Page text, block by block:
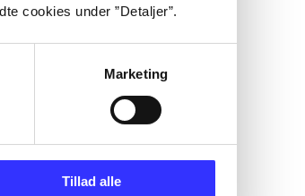
cookies under ”Detaljer”.
Marketing
Tillad alle